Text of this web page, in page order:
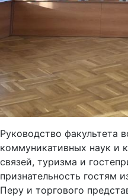
Руководство факультета
коммуникативных наук и
связей, туризма и
признательность гостям
Перу и торгового